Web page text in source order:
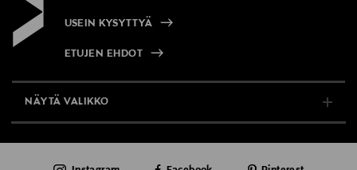
USEIN KYSYTTYÄ
ETUJEN EHDOT
NÄYTÄ VALIKKO